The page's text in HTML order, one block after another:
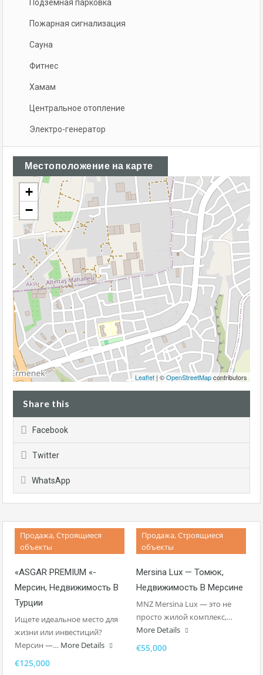
Подземная парковка
Пожарная сигнализация
Сауна
Фитнес
Хамам
Центральное отопление
Электро-генератор
Местоположение на карте
+
−
Leaflet | ©OpenStreetMapcontributors
Share this
Facebook
Twitter
WhatsApp
Похожие Объекты
Продажа, Строящиеся
объекты
«ASGAR PREMIUM «-
Мерсин, Недвижимость В
Турции
Ищете идеальное место для
жизни или инвестиций?
Мерсин —… More Details
€125,000
Продажа, Строящиеся
объекты
Mersina Lux — Томюк,
Недвижимость В Мерсине
MNZ Mersina Lux — это не
просто жилой комплекс,…
More Details
€55,000